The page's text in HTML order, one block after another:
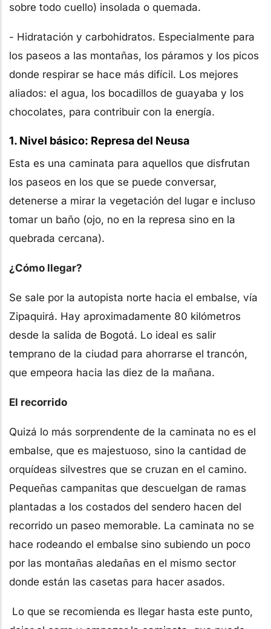
sobre todo cuello) insolada o quemada.
- Hidratación y carbohidratos. Especialmente para
los paseos a las montañas, los páramos y los picos
donde respirar se hace más difícil. Los mejores
aliados: el agua, los bocadillos de guayaba y los
chocolates, para contribuir con la energía.
1. Nivel básico: Represa del Neusa
Esta es una caminata para aquellos que disfrutan
los paseos en los que se puede conversar,
detenerse a mirar la vegetación del lugar e incluso
tomar un baño (ojo, no en la represa sino en la
quebrada cercana).
¿Cómo llegar?
Se sale por la autopista norte hacia el embalse, vía
Zipaquirá. Hay aproximadamente 80 kilómetros
desde la salida de Bogotá. Lo ideal es salir
temprano de la ciudad para ahorrarse el trancón,
que empeora hacia las diez de la mañana.
El recorrido
Quizá lo más sorprendente de la caminata no es el
embalse, que es majestuoso, sino la cantidad de
orquídeas silvestres que se cruzan en el camino.
Pequeñas campanitas que descuelgan de ramas
plantadas a los costados del sendero hacen del
recorrido un paseo memorable. La caminata no se
hace rodeando el embalse sino subiendo un poco
por las montañas aledañas en el mismo sector
donde están las casetas para hacer asados.
Lo que se recomienda es llegar hasta este punto,